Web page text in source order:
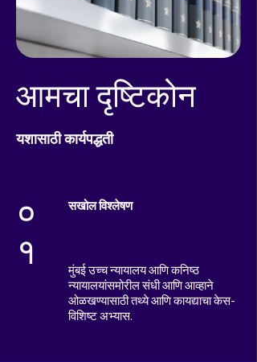
आमचा दृष्टिकोन
यशासाठी कार्यपद्धती
०
१
सखोल विश्लेषण
मुंबई उच्च न्यायालय आणि कनिष्ठ
न्यायालयांसमोरील संधी आणि आव्हाने
ओळखण्यासाठी तथ्ये आणि कायद्याचा केस-
विशिष्ट अभ्यास.